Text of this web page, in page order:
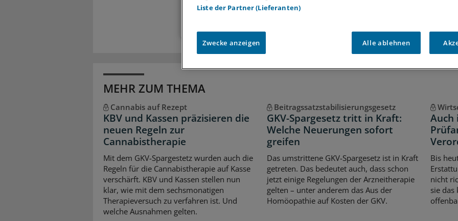
MEHR ZUM THEMA
Cannabis auf Rezept
KBV und Kassen präzisieren die
neuen Regeln zur
Cannabistherapie
Mit dem GKV-Spargestetz wurden auch die
Regeln für die Cannabistherapie auf Kasse
verschärft. KBV und Kassen stellen nun
klar, wie mit dem sechsmonatigen
Therapieversuch zu verfahren ist. Und
welche Ausnahmen gelten.
Beitragssatzstabilisierungsgesetz
GKV-Spargesetz tritt in Kraft:
Welche Neuerungen sofort
greifen
Das umstrittene GKV-Spargesetz ist in Kraft
getreten. Das bedeutet auch, dass schon
jetzt einige Regelungen der Arzneitherapie
gelten – unter anderem das Aus der
Homöopathie auf Kosten der GKV.
Auch
Bis
nicht
sie das
Liste der Partner (Lieferanten)
Zwecke anzeigen Alle ablehnen